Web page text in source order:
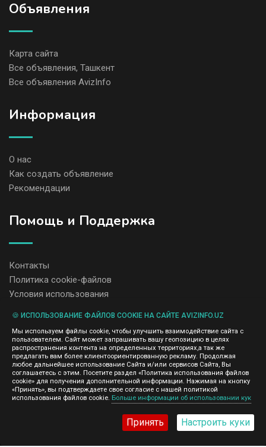
Объявления
Карта сайта
Все объявления, Ташкент
Все объявления AvizInfo
Информация
О нас
Как создать объявление
Рекомендации
Помощь и Поддержка
Контакты
Политика cookie-файлов
Условия использования
содержание размещенных объявлений.
Мы ценим конфиденциальность наших пользователей. Мы не
передаем и не продаем личную информацию зарегистрированных
пользователей AvizInfo.uz третьим лицам. Мы не отвечаем за
правила конфиденциальности сайтов на которые ссылается
AvizInfo.uz. На некоторых страницах нашего сайта представлена
реклама Google Adsense Advertising Network. Чтобы узнать
подробней о правилах конфиденциальности Googleнажмите тут
🍪 ИСПОЛЬЗОВАНИЕ ФАЙЛОВ COOKIE НА САЙТЕ AVIZINFO.UZ
Мы используем файлы cookie, чтобы улучшить взаимодействие сайта с
пользователем. Сайт может запрашивать вашу геопозицию в целях
распространения контента на определенных территориях,а так же
предлагать вам более клиентоориентированную рекламу. Продолжая
любое дальнейшее использование Сайта и/или сервисов Сайта, Вы
соглашаетесь с этим. Посетите раздел «Политика использования файлов
cookie» для получения дополнительной информации. Нажимая на кнопку
«Принять», вы подтверждаете свое согласие с нашей политикой
использования файлов cookie. Больше информации об использовании кук
Принять Настроить куки